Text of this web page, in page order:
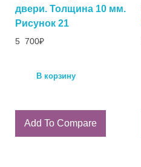
двери. Толщина 10 мм.
Рисунок 21
5 700₽
В корзину
Add To Compare